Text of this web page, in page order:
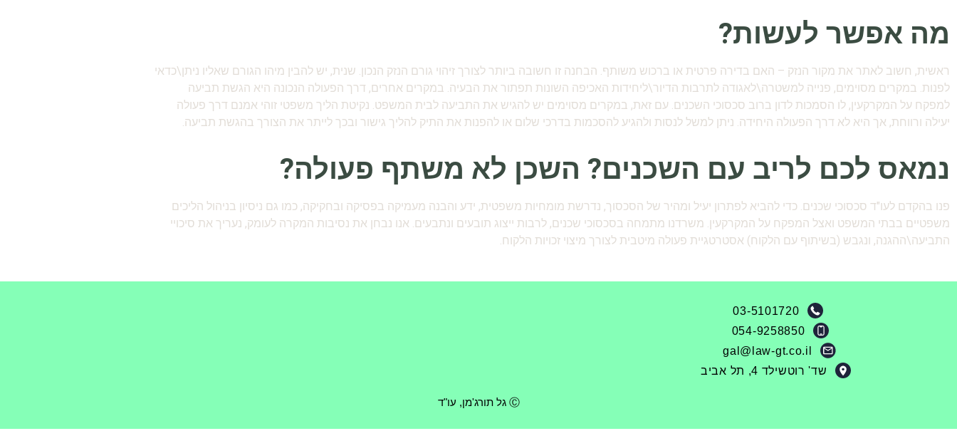
מה אפשר לעשות?
ראשית, חשוב לאתר את מקור הנזק – האם בדירה פרטית או ברכוש משותף. הבחנה זו חשובה ביותר לצורך זיהוי גורם הנזק הנכון. שנית, יש להבין מיהו הגורם שאליו ניתן\כדאי
לפנות. במקרים מסוימים, פנייה למשטרה\לאגודה לתרבות הדיור\ליחידות האכיפה השונות תפתור את הבעיה. במקרים אחרים, דרך הפעולה הנכונה היא הגשת תביעה
למפקח על המקרקעין, לו הסמכות לדון ברוב סכסוכי השכנים. עם זאת, במקרים מסוימים יש להגיש את התביעה לבית המשפט. נקיטת הליך משפטי זוהי אמנם דרך פעולה
יעילה ורווחת, אך היא לא דרך הפעולה היחידה. ניתן למשל לנסות ולהגיע להסכמות בדרכי שלום או להפנות את התיק להליך גישור ובכך לייתר את הצורך בהגשת תביעה.
נמאס לכם לריב עם השכנים? השכן לא משתף פעולה?
פנו בהקדם לעו"ד סכסוכי שכנים. כדי להביא לפתרון יעיל ומהיר של הסכסוך, נדרשת מומחיות משפטית, ידע והבנה מעמיקה בפסיקה ובחקיקה, כמו גם ניסיון בניהול הליכים
משפטיים בבתי המשפט ואצל המפקח על המקרקעין. משרדנו מתמחה בסכסוכי שכנים, לרבות ייצוג תובעים ונתבעים. אנו נבחן את נסיבות המקרה לעומק, נעריך את סיכויי
התביעה\ההגנה, ונגבש (בשיתוף עם הלקוח) אסטרטגיית פעולה מיטבית לצורך מיצוי זכויות הלקוח.
03-5101720
054-9258850
gal@law-gt.co.il
שד' רוטשילד 4, תל אביב​
Ⓒ גל תורג'מן, עו"ד